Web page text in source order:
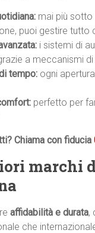
mai più
puoi gestire tutto
i sistemi di
a meccanismi
tempo: ogni
perfetto per
Chiama con fiducia
marchi
affidabilità e durata,
che